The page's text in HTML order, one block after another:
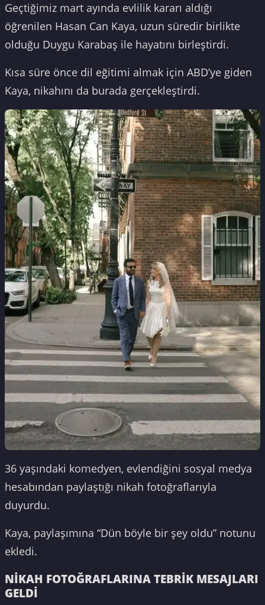
Geçtiğimiz mart ayında evlilik kararı aldığı
öğrenilen Hasan Can Kaya, uzun süredir birlikte
olduğu Duygu Karabaş ile hayatını birleştirdi.
Kısa süre önce dil eğitimi almak için ABD’ye giden
Kaya, nikahını da burada gerçekleştirdi.
36 yaşındaki komedyen, evlendiğini sosyal medya
hesabından paylaştığı nikah fotoğraflarıyla
duyurdu.
Kaya, paylaşımına “Dün böyle bir şey oldu” notunu
ekledi.
NİKAH FOTOĞRAFLARINA TEBRİK MESAJLARI
GELDİ